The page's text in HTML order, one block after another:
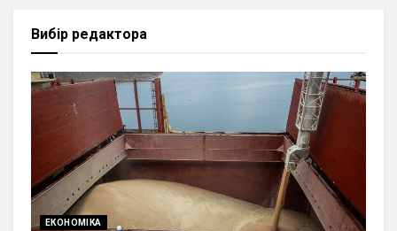
Вибір редактора
ЕКОНОМІКА